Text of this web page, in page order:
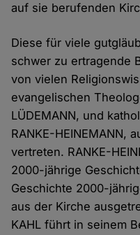
auf sie berufenden
Diese für viele
schwer zu ertragende
von vielen
evangelischen
LÜDEMANN, und
RANKE-HEINEMANN,
vertreten. RANKE-
2000-jährige
Geschichte 2000-
aus der Kirche
KAHL führt in seinem